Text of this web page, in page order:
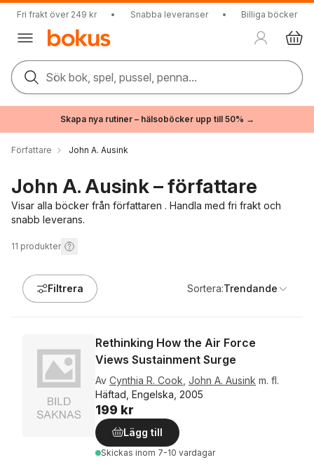
Fri frakt över 249 kr • Snabba leveranser • Billiga böcker
Sök bok, spel, pussel, penna...
Skapa nya rutiner – hälsoböcker upp till 50% →
Författare John A. Ausink
John A. Ausink – författare
Visar alla böcker från författaren . Handla med fri frakt och
snabb leverans.
11 produkter
Filtrera Sortera:Trendande
Rethinking How the Air Force
Views Sustainment Surge
Av Cynthia R. Cook John A. Ausink m. fl.
Häftad, Engelska, 2005
199 kr
Lägg till
Skickas inom 7-10 vardagar